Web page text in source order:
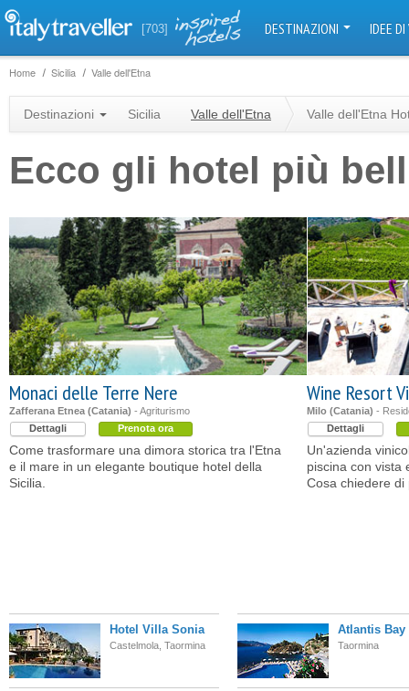
[703] DESTINAZIONI IDEE
Home Sicilia Valle dell'Etna
Destinazioni Sicilia Valle dell'Etna Valle dell'Etna
Ecco gli hotel più
Monaci delle Terre Nere
Zafferana Etnea (Catania) - Agriturismo
Dettagli
Prenota ora
Come trasformare una dimora storica tra l'Etna
e il mare in un elegante boutique hotel della
Sicilia.
Wine Resort
Milo (Catania) -
Dettagli
Un'azienda
piscina con vista
Cosa chiedere di
Hotel Villa Sonia
Castelmola, Taormina
Atlantis Bay
Taormina